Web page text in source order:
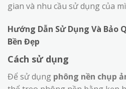
gian và nhu cầu sử dụng của
Hướng Dẫn Sử Dụng Và Bảo
Bền Đẹp
Cách sử dụng
Để sử dụng phông nền chụp